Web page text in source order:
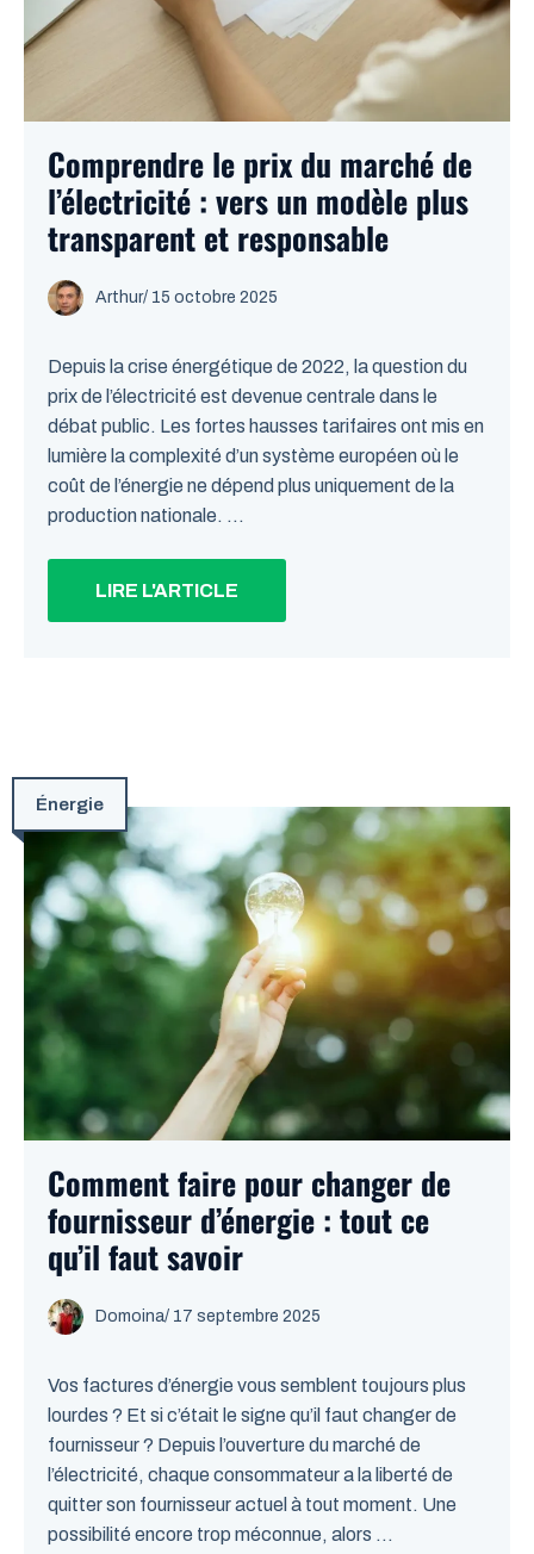
Comprendre le prix du marché de
l’électricité : vers un modèle plus
transparent et responsable
Arthur/ 15 octobre 2025
Depuis la crise énergétique de 2022, la question du
prix de l’électricité est devenue centrale dans le
débat public. Les fortes hausses tarifaires ont mis en
lumière la complexité d’un système européen où le
coût de l’énergie ne dépend plus uniquement de la
production nationale. ...
LIRE L'ARTICLE
Énergie
Comment faire pour changer de
fournisseur d’énergie : tout ce
qu’il faut savoir
Domoina/ 17 septembre 2025
Vos factures d’énergie vous semblent toujours plus
lourdes ? Et si c’était le signe qu’il faut changer de
fournisseur ? Depuis l’ouverture du marché de
l’électricité, chaque consommateur a la liberté de
quitter son fournisseur actuel à tout moment. Une
possibilité encore trop méconnue, alors ...